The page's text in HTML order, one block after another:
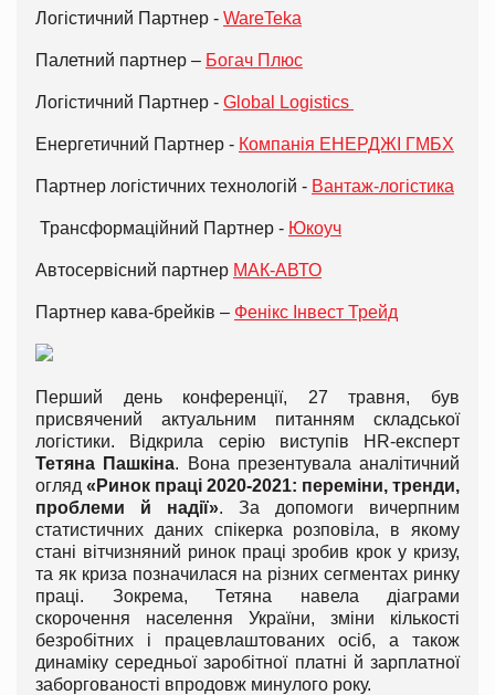
Логістичний Партнер - WareTeka
Палетний партнер – Богач Плюс
Логістичний Партнер - Global Logistics
Енергетичний Партнер - Компанія ЕНЕРДЖІ ГМБХ
Партнер логістичних технологій - Вантаж-логістика
Трансформаційний Партнер - Юкоуч
Автосервісний партнер МАК-АВТО
Партнер кава-брейків – Фенікс Інвест Трейд
Перший день конференції, 27 травня, був
присвячений актуальним питанням складської
логістики. Відкрила серію виступів HR-експерт
Тетяна Пашкіна. Вона презентувала аналітичний
огляд «Ринок праці 2020-2021: переміни, тренди,
проблеми й надії». За допомоги вичерпним
статистичних даних спікерка розповіла, в якому
стані вітчизняний ринок праці зробив крок у кризу,
та як криза позначилася на різних сегментах ринку
праці. Зокрема, Тетяна навела діаграми
скорочення населення України, зміни кількості
безробітних і працевлаштованих осіб, а також
динаміку середньої заробітної платні й зарплатної
заборгованості впродовж минулого року.